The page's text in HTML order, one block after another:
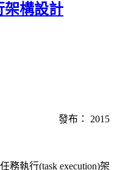
架構設計
發布： 2015
務執行(task execution)架